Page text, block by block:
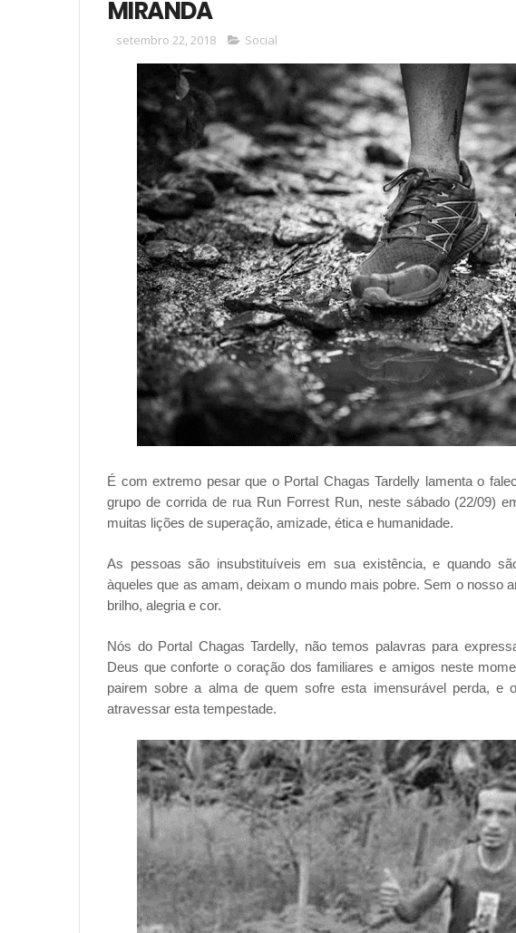
MIRANDA
setembro 22, 2018 Social
É com extremo pesar que o Portal Chagas Tardelly lamenta o
grupo de corrida de rua Run Forrest Run, neste sábado (22/09)
muitas lições de superação, amizade, ética e humanidade.
As pessoas são insubstituíveis em sua existência, e quando
àqueles que as amam, deixam o mundo mais pobre. Sem o nosso
brilho, alegria e cor.
Nós do Portal Chagas Tardelly, não temos palavras para
Deus que conforte o coração dos familiares e amigos neste
pairem sobre a alma de quem sofre esta imensurável perda, e
atravessar esta tempestade.